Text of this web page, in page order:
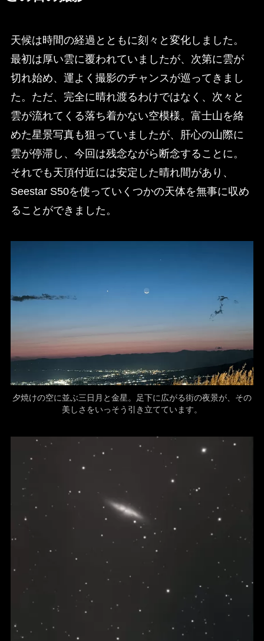
天候は時間の経過とともに刻々と変化しました。
最初は厚い雲に覆われていましたが、次第に雲が
切れ始め、運よく撮影のチャンスが巡ってきまし
た。ただ、完全に晴れ渡るわけではなく、次々と
雲が流れてくる落ち着かない空模様。富士山を絡
めた星景写真も狙っていましたが、肝心の山際に
雲が停滞し、今回は残念ながら断念することに。
それでも天頂付近には安定した晴れ間があり、
Seestar S50を使っていくつかの天体を無事に収め
ることができました。
夕焼けの空に並ぶ三日月と金星。足下に広がる街の夜景が、その
美しさをいっそう引き立てています。